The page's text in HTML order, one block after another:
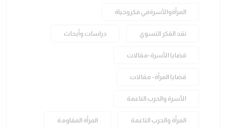
المرأةوالأسرةفي فكروحياة
نقد الفكر النسوي دراسات وأبحاث
قضايا الأسرة-مقالات
قضايا المرأة- مقالات
الأسرة والحرب الناعمة
المرأة والحرب الناعمة المرأة المقاومة